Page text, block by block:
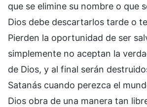
que se elimine su nombre o que
Dios debe descartarlos tarde o
Pierden la oportunidad de ser
simplemente no aceptan la
de Dios, y al final serán
Satanás cuando perezca el
Dios obra de una manera tan